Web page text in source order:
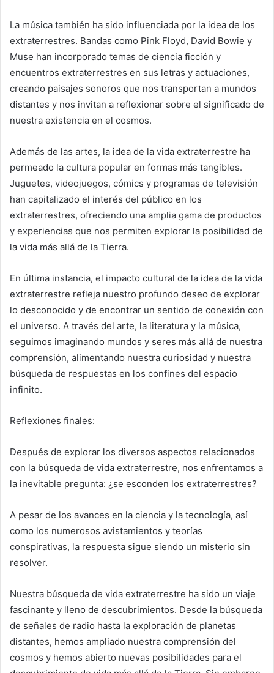
La música también ha sido influenciada por la idea de los
extraterrestres. Bandas como Pink Floyd, David Bowie y
Muse han incorporado temas de ciencia ficción y
encuentros extraterrestres en sus letras y actuaciones,
creando paisajes sonoros que nos transportan a mundos
distantes y nos invitan a reflexionar sobre el significado de
nuestra existencia en el cosmos.
Además de las artes, la idea de la vida extraterrestre ha
permeado la cultura popular en formas más tangibles.
Juguetes, videojuegos, cómics y programas de televisión
han capitalizado el interés del público en los
extraterrestres, ofreciendo una amplia gama de productos
y experiencias que nos permiten explorar la posibilidad de
la vida más allá de la Tierra.
En última instancia, el impacto cultural de la idea de la vida
extraterrestre refleja nuestro profundo deseo de explorar
lo desconocido y de encontrar un sentido de conexión con
el universo. A través del arte, la literatura y la música,
seguimos imaginando mundos y seres más allá de nuestra
comprensión, alimentando nuestra curiosidad y nuestra
búsqueda de respuestas en los confines del espacio
infinito.
Reflexiones finales:
Después de explorar los diversos aspectos relacionados
con la búsqueda de vida extraterrestre, nos enfrentamos a
la inevitable pregunta: ¿se esconden los extraterrestres?
A pesar de los avances en la ciencia y la tecnología, así
como los numerosos avistamientos y teorías
conspirativas, la respuesta sigue siendo un misterio sin
resolver.
Nuestra búsqueda de vida extraterrestre ha sido un viaje
fascinante y lleno de descubrimientos. Desde la búsqueda
de señales de radio hasta la exploración de planetas
distantes, hemos ampliado nuestra comprensión del
cosmos y hemos abierto nuevas posibilidades para el